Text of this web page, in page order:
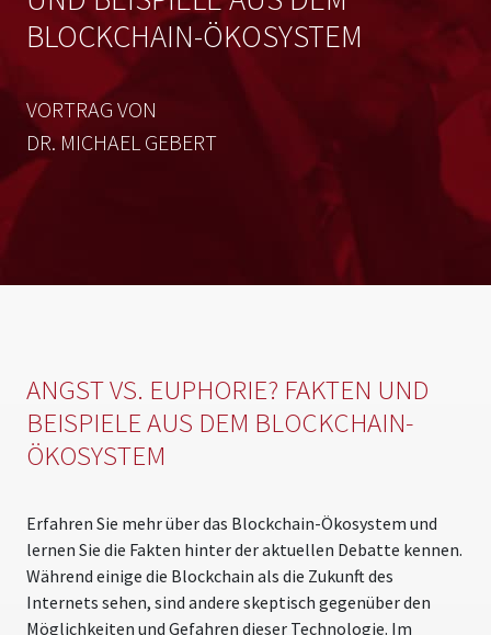
BLOCKCHAIN-ÖKOSYSTEM
VORTRAG VON
DR. MICHAEL GEBERT
ANGST VS. EUPHORIE? FAKTEN UND
BEISPIELE AUS DEM BLOCKCHAIN-
ÖKOSYSTEM
Erfahren Sie mehr über das Blockchain-Ökosystem und
lernen Sie die Fakten hinter der aktuellen Debatte kennen.
Während einige die Blockchain als die Zukunft des
Internets sehen, sind andere skeptisch gegenüber den
Möglichkeiten und Gefahren dieser Technologie. Im